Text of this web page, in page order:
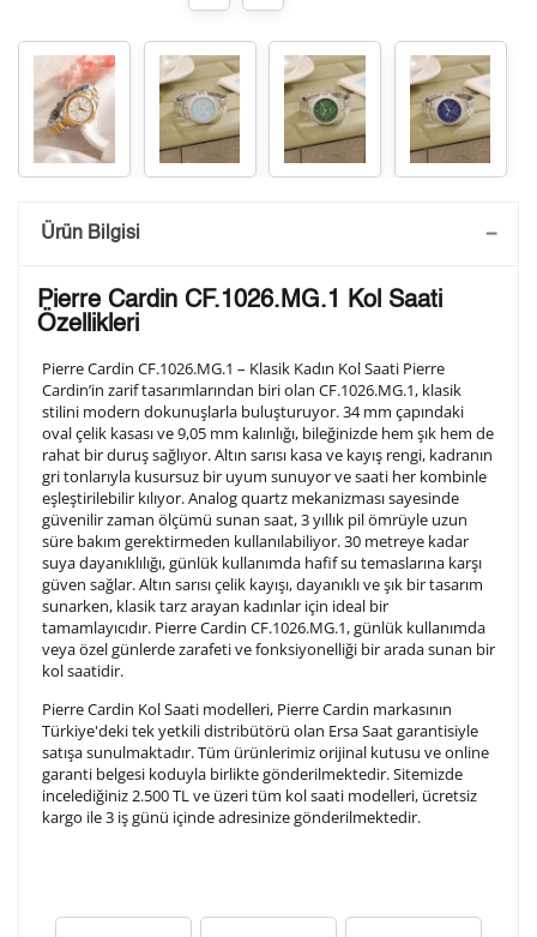
Saatini Kişiselleştir
arka kapağına gravür tekniği ile formda belirtmiş
olduğunuz şekilde işlenecektir.
1. Satır
10/ 10
2. Satır
10 / 10
3. Satır
10/ 10
Lütfen font seçiniz
Ön İzleme Kişiselleştir Vazgeç
Kişiselleştirilmiş ürünlerin teslim süresi gravür işleme
sebebi ile 1-2 iş günü uzamaktadır. Gravür İşlemi
Ürün Bilgisi
Pierre Cardin CF.1026.MG.1 Kol Saati
Özellikleri
Pierre Cardin CF.1026.MG.1 – Klasik Kadın Kol Saati Pierre
Cardin’in zarif tasarımlarından biri olan CF.1026.MG.1, klasik
stilini modern dokunuşlarla buluşturuyor. 34 mm çapındaki
oval çelik kasası ve 9,05 mm kalınlığı, bileğinizde hem şık hem de
rahat bir duruş sağlıyor. Altın sarısı kasa ve kayış rengi, kadranın
gri tonlarıyla kusursuz bir uyum sunuyor ve saati her kombinle
eşleştirilebilir kılıyor. Analog quartz mekanizması sayesinde
güvenilir zaman ölçümü sunan saat, 3 yıllık pil ömrüyle uzun
süre bakım gerektirmeden kullanılabiliyor. 30 metreye kadar
suya dayanıklılığı, günlük kullanımda hafif su temaslarına karşı
güven sağlar. Altın sarısı çelik kayışı, dayanıklı ve şık bir tasarım
sunarken, klasik tarz arayan kadınlar için ideal bir
tamamlayıcıdır. Pierre Cardin CF.1026.MG.1, günlük kullanımda
veya özel günlerde zarafeti ve fonksiyonelliği bir arada sunan bir
kol saatidir.
Pierre Cardin Kol Saati modelleri, Pierre Cardin markasının
Türkiye'deki tek yetkili distribütörü olan Ersa Saat garantisiyle
satışa sunulmaktadır. Tüm ürünlerimiz orijinal kutusu ve online
garanti belgesi koduyla birlikte gönderilmektedir. Sitemizde
incelediğiniz 2.500 TL ve üzeri tüm kol saati modelleri, ücretsiz
kargo ile 3 iş günü içinde adresinize gönderilmektedir.